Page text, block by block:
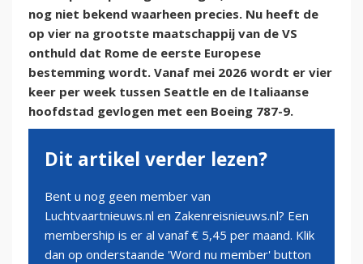
nog niet bekend waarheen precies. Nu heeft de
op vier na grootste maatschappij van de VS
onthuld dat Rome de eerste Europese
bestemming wordt. Vanaf mei 2026 wordt er vier
keer per week tussen Seattle en de Italiaanse
hoofdstad gevlogen met een Boeing 787-9.
Dit artikel verder lezen?
Bent u nog geen member van
Luchtvaartnieuws.nl en Zakenreisnieuws.nl? Een
membership is er al vanaf € 5,45 per maand. Klik
dan op onderstaande 'Word nu member' button